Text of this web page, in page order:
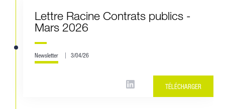
Lettre Racine Contrats publics -
Mars 2026
Newsletter 3/04/26
TÉLÉCHARGER